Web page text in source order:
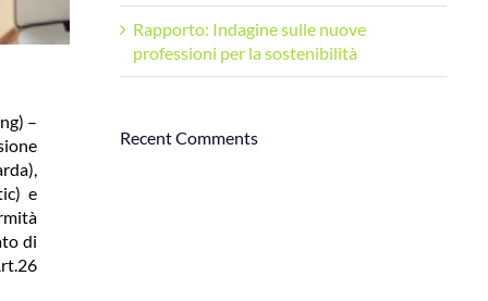
–
e
di
Rapporto: Indagine sulle nuove
professioni per la sostenibilità
Recent Comments